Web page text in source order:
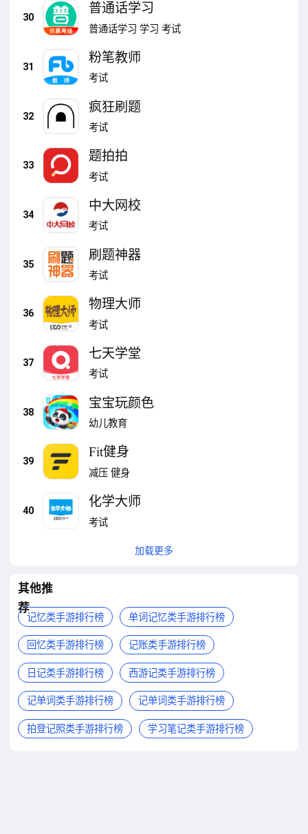
30
普通话学习
普通话学习 学习 考试
31
粉笔教师
考试
32
疯狂刷题
考试
33
题拍拍
考试
34
中大网校
考试
35
刷题神器
考试
36
物理大师
考试
37
七天学堂
考试
38
宝宝玩颜色
幼儿教育
39
Fit健身
减压 健身
40
化学大师
考试
加载更多
其他推
荐
记忆类手游排行榜 单词记忆类手游排行榜
回忆类手游排行榜 记账类手游排行榜
日记类手游排行榜 西游记类手游排行榜
记单词类手游排行榜 记单词类手游排行榜
拍登记照类手游排行榜 学习笔记类手游排行榜